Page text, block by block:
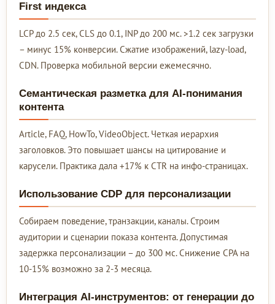
First индекса
LCP до 2.5 сек, CLS до 0.1, INP до 200 мс. >1.2 сек загрузки
– минус 15% конверсии. Сжатие изображений, lazy-load,
CDN. Проверка мобильной версии ежемесячно.
Семантическая разметка для AI-понимания
контента
Article, FAQ, HowTo, VideoObject. Четкая иерархия
заголовков. Это повышает шансы на цитирование и
карусели. Практика дала +17% к CTR на инфо-страницах.
Использование CDP для персонализации
Собираем поведение, транзакции, каналы. Строим
аудитории и сценарии показа контента. Допустимая
задержка персонализации – до 300 мс. Снижение CPA на
10-15% возможно за 2-3 месяца.
Интеграция AI-инструментов: от генерации до